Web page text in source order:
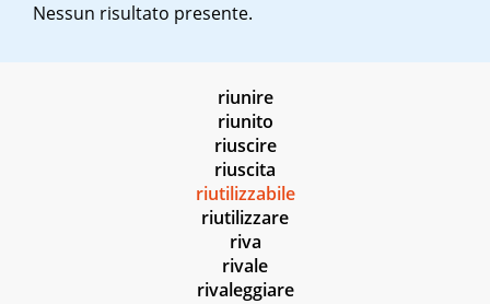
Nessun risultato presente.
riunire
riunito
riuscire
riuscita
riutilizzabile
riutilizzare
riva
rivale
rivaleggiare